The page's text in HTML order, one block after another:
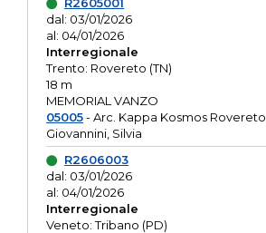
dal: 03/01/2026
al: 04/01/2026
Interregionale
Trento: Rovereto (TN)
18 m
MEMORIAL VANZO
05005- Arc. Kappa Kosmos Rovereto
Giovannini, Silvia
R2606003
dal: 03/01/2026
al: 04/01/2026
Interregionale
Veneto: Tribano (PD)